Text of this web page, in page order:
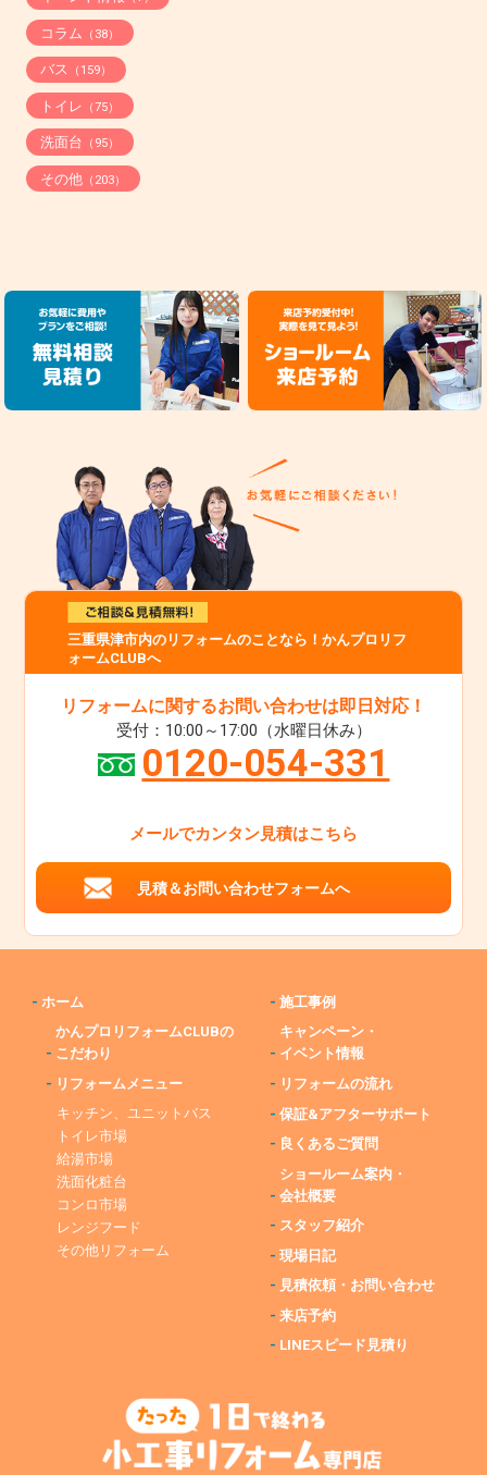
コラム （38）
バス （159）
トイレ （75）
洗面台 （95）
その他（203）
三重県津市内のリフォームのことなら！かんプロリフ
ォームCLUBへ
リフォームに関するお問い合わせは即日対応！
受付：10:00～17:00（水曜日休み）
0120-054-331
メールでカンタン見積はこちら
見積＆お問い合わせフォームへ
- ホーム
-
かんプロリフォームCLUBの
こだわり
- リフォームメニュー
キッチン、ユニットバス
トイレ市場
給湯市場
洗面化粧台
コンロ市場
レンジフード
その他リフォーム
-施工事例
-
キャンペーン・
イベント情報
- リフォームの流れ
-保証&アフターサポート
- 良くあるご質問
-
ショールーム案内・
会社概要
- スタッフ紹介
-現場日記
- 見積依頼・お問い合わせ
-来店予約
- LINEスピード見積り